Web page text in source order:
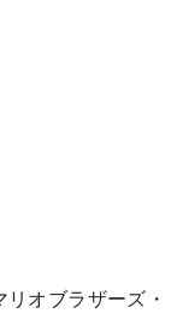
オブラザーズ・